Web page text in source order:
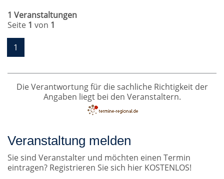
1 Veranstaltungen
Seite 1 von 1
1
Die Verantwortung für die sachliche Richtigkeit der
Angaben liegt bei den Veranstaltern.
Veranstaltung melden
Sie sind Veranstalter und möchten einen Termin
eintragen? Registrieren Sie sich hier KOSTENLOS!